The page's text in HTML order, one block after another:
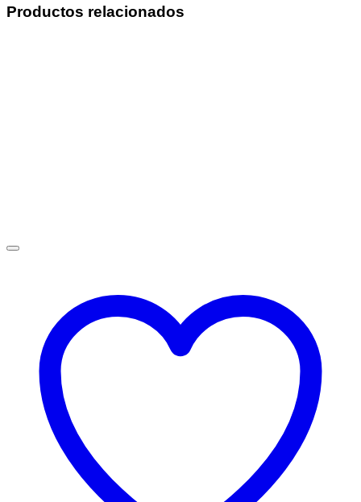
Productos relacionados